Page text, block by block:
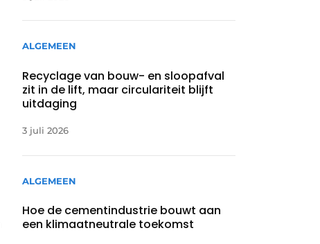
ALGEMEEN
Recyclage van bouw- en sloopafval
zit in de lift, maar circulariteit blijft
uitdaging
3 juli 2026
ALGEMEEN
Hoe de cementindustrie bouwt aan
een klimaatneutrale toekomst